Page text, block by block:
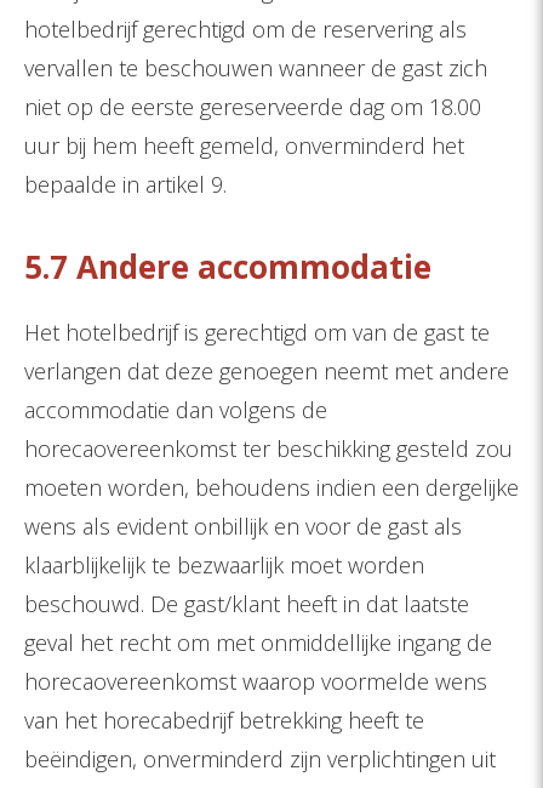
hotelbedrijf gerechtigd om de reservering als
vervallen te beschouwen wanneer de gast zich
niet op de eerste gereserveerde dag om 18.00
uur bij hem heeft gemeld, onverminderd het
bepaalde in artikel 9.
5.7 Andere accommodatie
Het hotelbedrijf is gerechtigd om van de gast te
verlangen dat deze genoegen neemt met andere
accommodatie dan volgens de
horecaovereenkomst ter beschikking gesteld zou
moeten worden, behoudens indien een dergelijke
wens als evident onbillijk en voor de gast als
klaarblijkelijk te bezwaarlijk moet worden
beschouwd. De gast/klant heeft in dat laatste
geval het recht om met onmiddellijke ingang de
horecaovereenkomst waarop voormelde wens
van het horecabedrijf betrekking heeft te
beëindigen, onverminderd zijn verplichtingen uit